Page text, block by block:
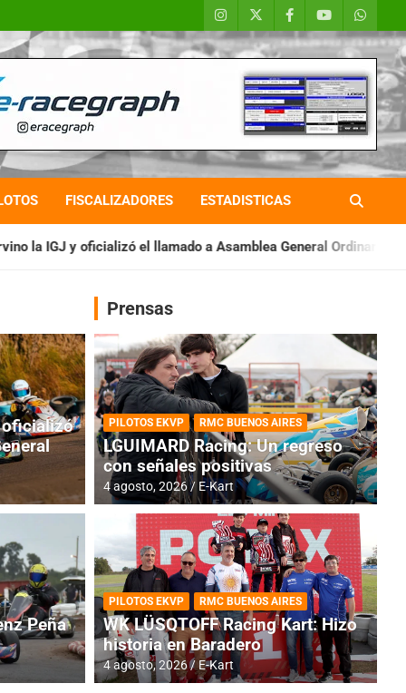
FISCALIZADORES ESTADISTICAS
a Asamblea General Ordinaria IAME SERIES
RMC BUENOS AIRES
Cerró una jornada
oficializó
Peña
Prensas
PILOTOS EKVP RMC BUENOS AIRES
LGUIMARD Racing: Un regreso
con señales positivas
4 agosto, 2026 E-Kart
PILOTOS EKVP RMC BUENOS AIRES
WK LÜSQTOFF Racing Kart: Hizo
historia en Baradero
4 agosto, 2026 E-Kart